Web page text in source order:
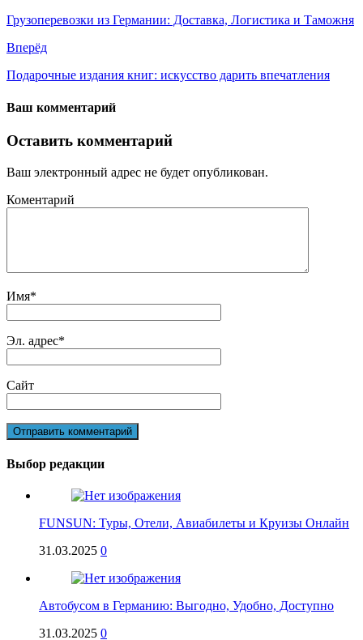
Грузоперевозки из Германии: Доставка, Логистика и Таможня
Вперёд
Подарочные издания книг: искусство дарить впечатления
Ваш комментарий
Оставить комментарий
Ваш электронный адрес не будет опубликован.
Коментарий
Имя*
Эл. адрес*
Сайт
Выбор редакции
FUNSUN: Туры, Отели, Авиабилеты и Круизы Онлайн
31.03.2025 0
Автобусом в Германию: Выгодно, Удобно, Доступно
31.03.2025 0